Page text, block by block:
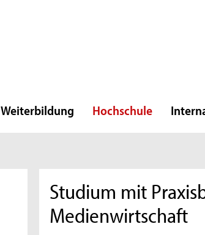
Weiterbildung Hochschule
Studium mit
Medienwirtschaft